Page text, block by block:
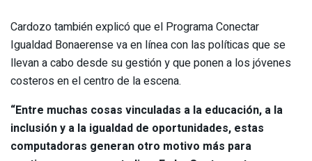
Cardozo también explicó que el Programa Conectar
Igualdad Bonaerense va en línea con las políticas que se
llevan a cabo desde su gestión y que ponen a los jóvenes
costeros en el centro de la escena.
“Entre muchas cosas vinculadas a la educación, a la
inclusión y a la igualdad de oportunidades, estas
computadoras generan otro motivo más para